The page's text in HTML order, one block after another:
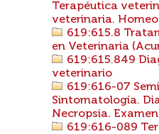
Terapéutica
veterinaria.
619:615.8
en Veterinaria
619:615.849
veterinario
619:616-07
Sintomatología.
Necropsia.
619:616-089